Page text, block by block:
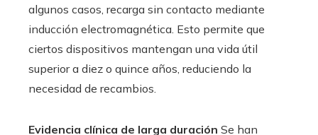
algunos casos, recarga sin contacto mediante
inducción electromagnética. Esto permite que
ciertos dispositivos mantengan una vida útil
superior a diez o quince años, reduciendo la
necesidad de recambios.
Evidencia clínica de larga duración Se han